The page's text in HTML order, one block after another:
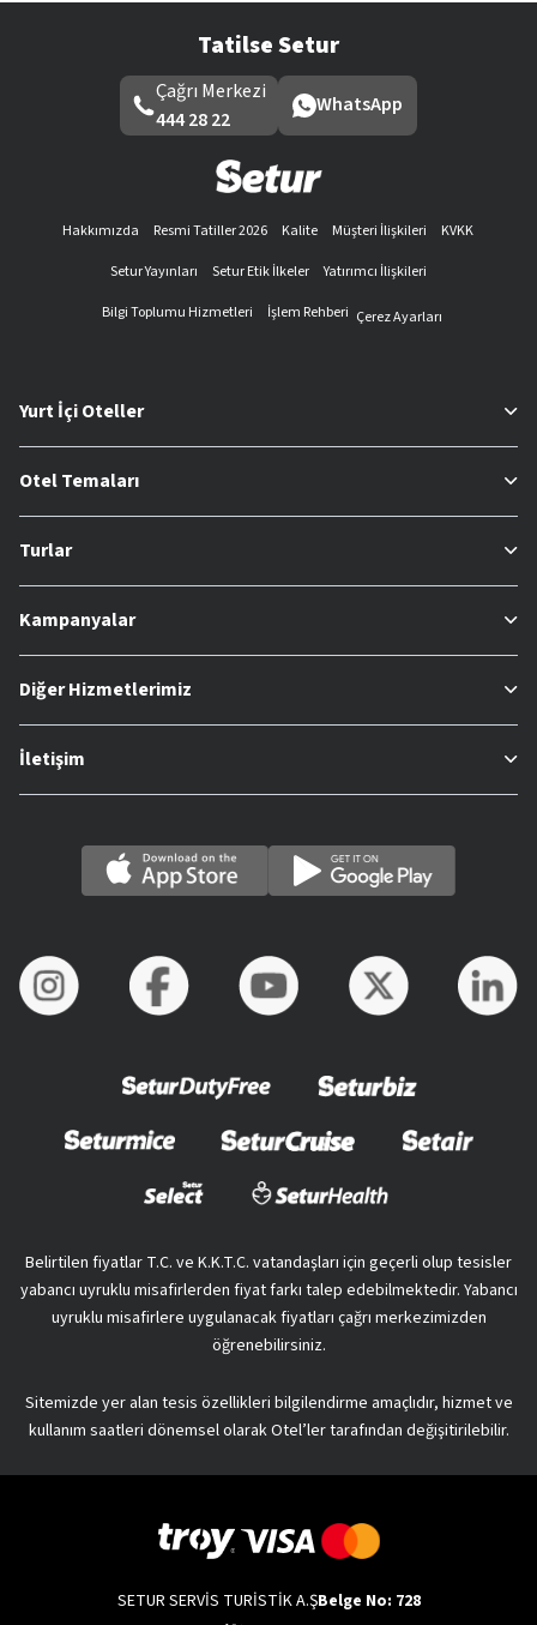
Tatilse Setur
Çağrı Merkezi
444 28 22
WhatsApp
Hakkımızda Resmi Tatiller 2026 Kalite Müşteri İlişkileri
KVKK
Setur Yayınları
Setur Etik İlkeler
Yatırımcı İlişkileri
Bilgi Toplumu Hizmetleri
İşlem Rehberi Çerez Ayarları
Yurt İçi Oteller
Otel Temaları
Turlar
Kampanyalar
Diğer Hizmetlerimiz
İletişim
Belirtilen fiyatlar T.C. ve K.K.T.C. vatandaşları için geçerli olup tesisler
yabancı uyruklu misafirlerden fiyat farkı talep edebilmektedir. Yabancı
uyruklu misafirlere uygulanacak fiyatları çağrı merkezimizden
öğrenebilirsiniz.
Sitemizde yer alan tesis özellikleri bilgilendirme amaçlıdır, hizmet ve
kullanım saatleri dönemsel olarak Otel’ler tarafından değişitirilebilir.
SETUR SERVİS TURİSTİK A.ŞBelge No: 728